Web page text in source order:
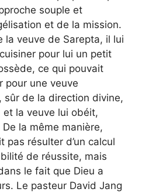
souple et
et de la mission.
la veuve de Sarepta, il lui
pour lui un petit
ce qui pouvait
pour une veuve
de la direction divine,
et la veuve lui obéit,
la même manière,
pas résulter d’un calcul
de réussite, mais
le fait que Dieu a
Le pasteur David Jang